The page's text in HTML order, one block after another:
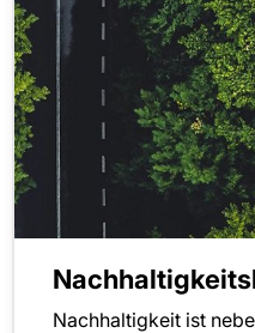
Nachhaltigkeit ist